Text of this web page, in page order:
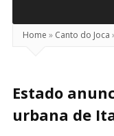
Home » Canto do Joca
Estado
urbana de